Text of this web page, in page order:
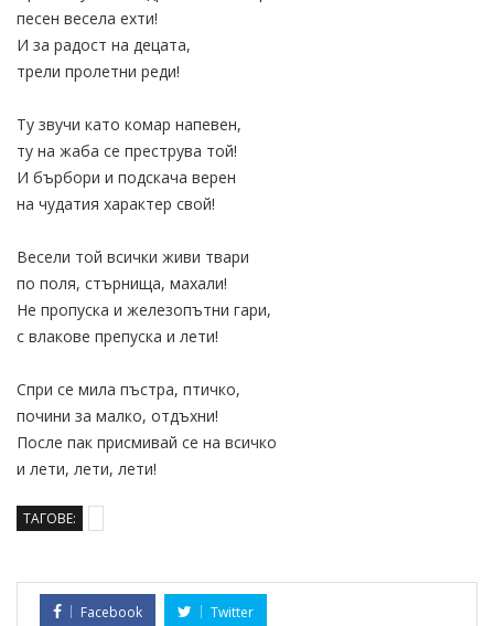
песен весела ехти!
И за радост на децата,
трели пролетни реди!
Ту звучи като комар напевен,
ту на жаба се преструва той!
И бърбори и подскача верен
на чудатия характер свой!
Весели той всички живи твари
по поля, стърнища, махали!
Не пропуска и железопътни гари,
с влакове препуска и лети!
Спри се мила пъстра, птичко,
почини за малко, отдъхни!
После пак присмивай се на всичко
и лети, лети, лети!
ТАГОВЕ:
Facebook Twitter